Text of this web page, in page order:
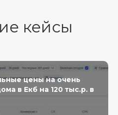
кейсы
цены на очень
в Екб на 120 тыс.р. в